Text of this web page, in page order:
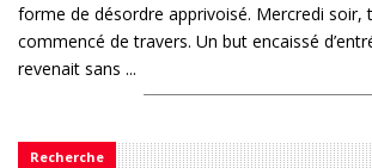
forme de désordre apprivoisé. Mercredi
commencé de travers. Un but encaissé
revenait sans ...
Recherche